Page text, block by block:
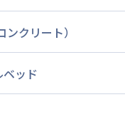
ンクリート）
ッド